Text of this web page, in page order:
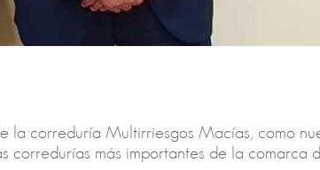
la correduría Multirriesgos Macías, como
corredurías más importantes de la comarca